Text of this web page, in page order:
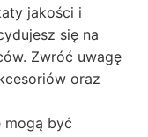
jakości i
się na
Zwróć uwagę
oraz
mogą być